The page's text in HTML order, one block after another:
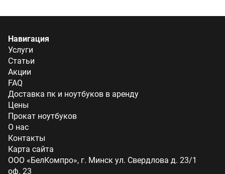
ООО «БелКомпро», г. Минск ул. Свердлова д. 23/1
оф. 23
Навигация
Услуги
Статьи
Акции
FAQ
Доставка пк и ноутбуков в аренду
Цены
Прокат ноутбуков
О нас
Контакты
Карта сайта